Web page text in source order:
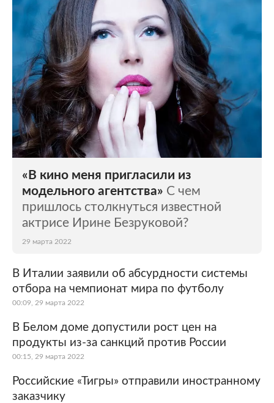
«В кино меня пригласили из
модельного агентства» С чем
пришлось столкнуться известной
актрисе Ирине Безруковой?
29 марта 2022
В Италии заявили об абсурдности системы
отбора на чемпионат мира по футболу
00:09, 29 марта 2022
В Белом доме допустили рост цен на
продукты из-за санкций против России
00:15, 29 марта 2022
Российские «Тигры» отправили иностранному
заказчику